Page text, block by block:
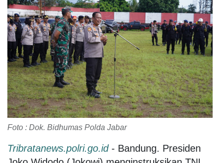
Foto : Dok. Bidhumas Polda Jabar
Tribratanews.polri.go.id - Bandung. Presiden